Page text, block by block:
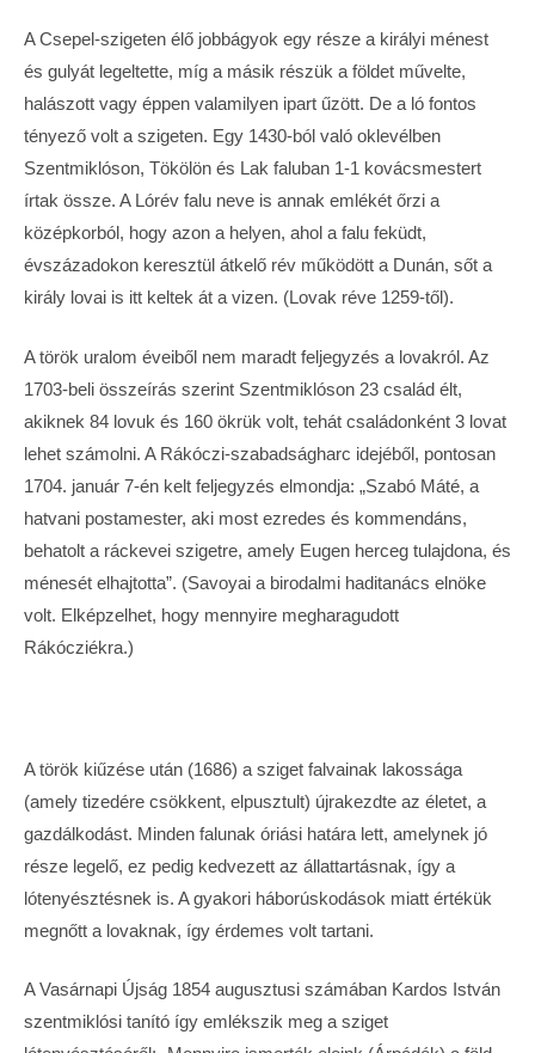
A Csepel-szigeten élő jobbágyok egy része a királyi ménest
és gulyát legeltette, míg a másik részük a földet művelte,
halászott vagy éppen valamilyen ipart űzött. De a ló fontos
tényező volt a szigeten. Egy 1430-ból való oklevélben
Szentmiklóson, Tökölön és Lak faluban 1-1 kovácsmestert
írtak össze. A Lórév falu neve is annak emlékét őrzi a
középkorból, hogy azon a helyen, ahol a falu feküdt,
évszázadokon keresztül átkelő rév működött a Dunán, sőt a
király lovai is itt keltek át a vizen. (Lovak réve 1259-től).
A török uralom éveiből nem maradt feljegyzés a lovakról. Az
1703-beli összeírás szerint Szentmiklóson 23 család élt,
akiknek 84 lovuk és 160 ökrük volt, tehát családonként 3 lovat
lehet számolni. A Rákóczi-szabadságharc idejéből, pontosan
1704. január 7-én kelt feljegyzés elmondja: „Szabó Máté, a
hatvani postamester, aki most ezredes és kommendáns,
behatolt a ráckevei szigetre, amely Eugen herceg tulajdona, és
ménesét elhajtotta”. (Savoyai a birodalmi haditanács elnöke
volt. Elképzelhet, hogy mennyire megharagudott
Rákócziékra.)
A török kiűzése után (1686) a sziget falvainak lakossága
(amely tizedére csökkent, elpusztult) újrakezdte az életet, a
gazdálkodást. Minden falunak óriási határa lett, amelynek jó
része legelő, ez pedig kedvezett az állattartásnak, így a
lótenyésztésnek is. A gyakori háborúskodások miatt értékük
megnőtt a lovaknak, így érdemes volt tartani.
A Vasárnapi Újság 1854 augusztusi számában Kardos István
szentmiklósi tanító így emlékszik meg a sziget